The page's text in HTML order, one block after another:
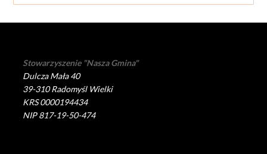
Stowarzyszenie "Nasza Gmina"
Dulcza Mała 40
39-310 Radomyśl Wielki
KRS 0000194434
NIP 817-19-50-474